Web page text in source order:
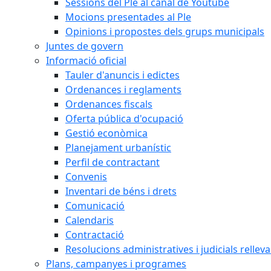
Mocions presentades al Ple
Opinions i propostes dels grups municipals
Juntes de govern
Informació oficial
Tauler d'anuncis i edictes
Ordenances i reglaments
Ordenances fiscals
Oferta pública d'ocupació
Gestió econòmica
Planejament urbanístic
Perfil de contractant
Convenis
Inventari de béns i drets
Comunicació
Calendaris
Contractació
Resolucions administratives i judicials
Plans, campanyes i programes